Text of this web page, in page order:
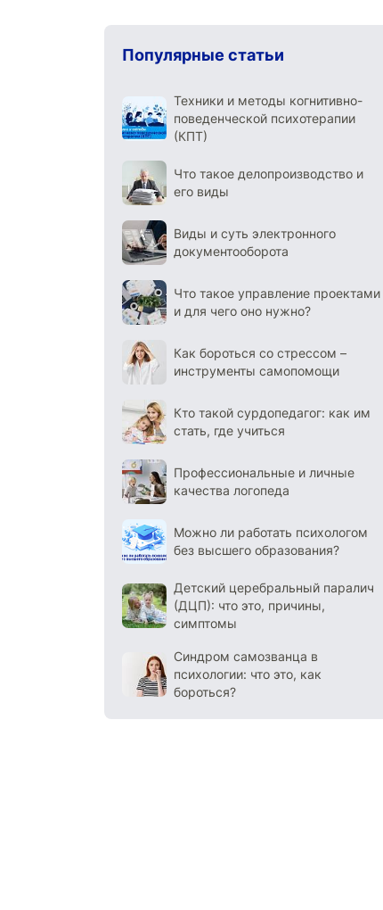
Популярные статьи
Техники и методы когнитивно-
поведенческой психотерапии
(КПТ)
Что такое делопроизводство и
его виды
Виды и суть электронного
документооборота
Что такое управление проектами
и для чего оно нужно?
Как бороться со стрессом –
инструменты самопомощи
Кто такой сурдопедагог: как им
стать, где учиться
Профессиональные и личные
качества логопеда
Можно ли работать психологом
без высшего образования?
Детский церебральный паралич
(ДЦП): что это, причины,
симптомы
Синдром самозванца в
психологии: что это, как
бороться?